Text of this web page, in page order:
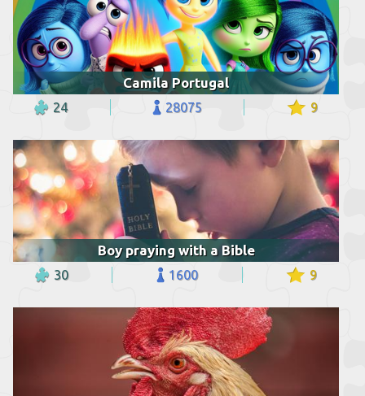
Camila Portugal
24 28075 9
Boy praying with a Bible
30 1600 9